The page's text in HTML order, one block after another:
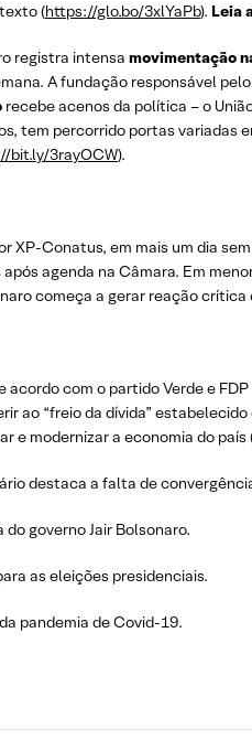
(https://glo.bo/3xlYaPb). Leia
registra intensa movimentação
A fundação responsável
recebe acenos da política – o
tem percorrido portas variadas
bit.ly/3rayOCW).
XP-Conatus, em mais um dia
agenda na Câmara. Em
começa a gerar reação crítica
acordo com o partido Verde e
ao “freio da dívida”
e modernizar a economia do país
destaca a falta de
do governo Jair Bolsonaro.
as eleições presidenciais.
pandemia de Covid-19.